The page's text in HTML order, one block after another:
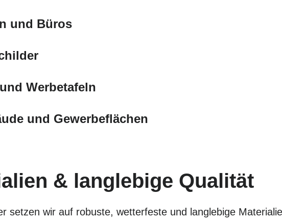
und Büros
Werbetafeln
und Gewerbeflächen
& langlebige Qualität
setzen wir auf robuste, wetterfeste und langlebige